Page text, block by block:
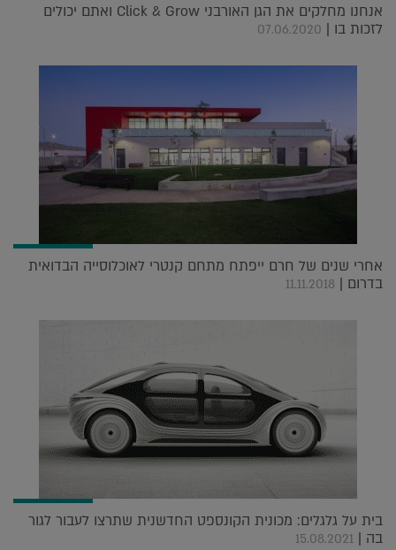
אנחנו מחלקים את הגן האורבני Click & Grow ואתם יכולים
לזכות בו | 07.06.2020
אחרי שנים של חרם ייפתח מתחם קנטרי לאוכלוסייה הבדואית
בדרום | 11.11.2018
בית על גלגלים: מכונית הקונספט החדשנית שתרצו לעבור לגור
בה | 15.08.2021